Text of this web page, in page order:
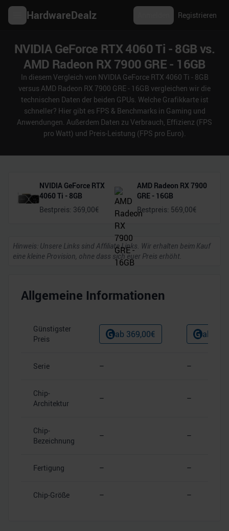
HardwareDealz Registrieren
NVIDIA GeForce RTX 4060 Ti - 8GB vs.
AMD Radeon RX 7900 GRE - 16GB
In diesem Vergleich von NVIDIA GeForce RTX 4060 Ti - 8GB
versus AMD Radeon RX 7900 GRE - 16GB vergleichen wir die
technischen Daten der beiden GPUs. Welche Grafikkarte ist
schneller? Hier gibt es FPS & Benchmarks in Gaming und
Anwendungen. Außerdem Daten zu Verbrauch, Effizienz (FPS
pro Watt) und Preis-Leistung (FPS pro Euro).
NVIDIA GeForce RTX
4060 Ti - 8GB
Bestpreis: 369,00€
AMD Radeon RX 7900
GRE - 16GB
Bestpreis: 569,00€
Hinweis: Unsere Links sind Affiliate Links. Wir erhalten beim Kauf
eine kleine Provision, ohne dass sich euer Preis erhöht.
Allgemeine Informationen
Günstigster
Preis
ab 369,00€ ab
Serie – –
Chip-
Architektur
– –
Chip-
Bezeichnung
– –
Fertigung – –
Chip-Größe – –